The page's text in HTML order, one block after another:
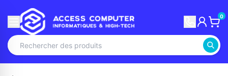
0